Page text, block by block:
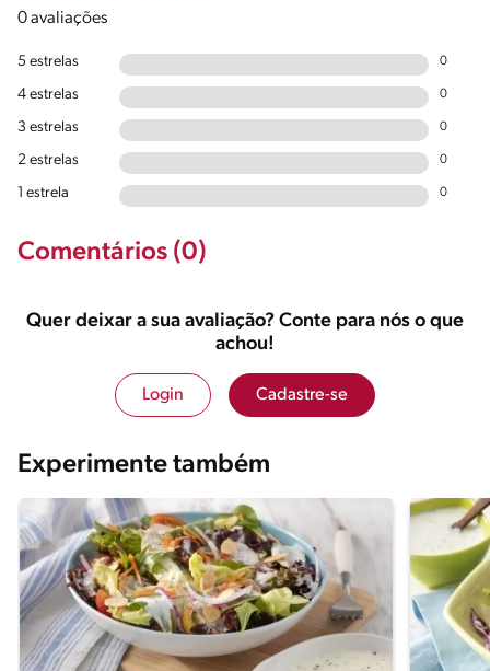
0 avaliações
5 estrelas 0
4 estrelas 0
3 estrelas 0
2 estrelas 0
1 estrela 0
Comentários (0)
Quer deixar a sua avaliação? Conte para nós o que
achou!
Login Cadastre-se
Experimente também